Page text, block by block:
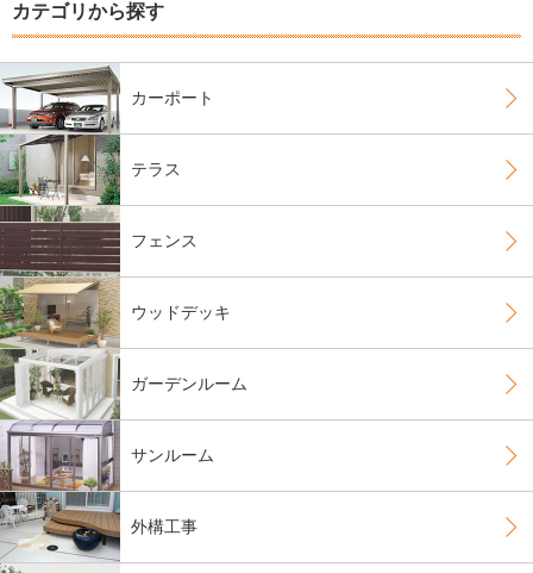
カテゴリから探す
カーポート
テラス
フェンス
ウッドデッキ
ガーデンルーム
サンルーム
外構工事